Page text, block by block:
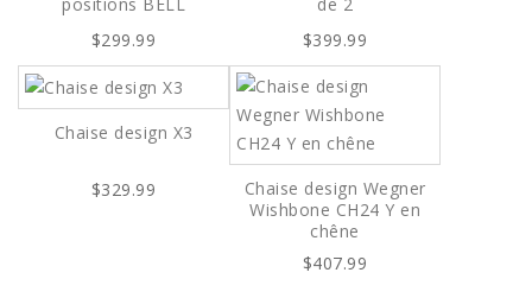
$299.99
$399.99
Chaise design X3
$329.99
Chaise design Wegner
Wishbone CH24 Y en
chêne
$407.99